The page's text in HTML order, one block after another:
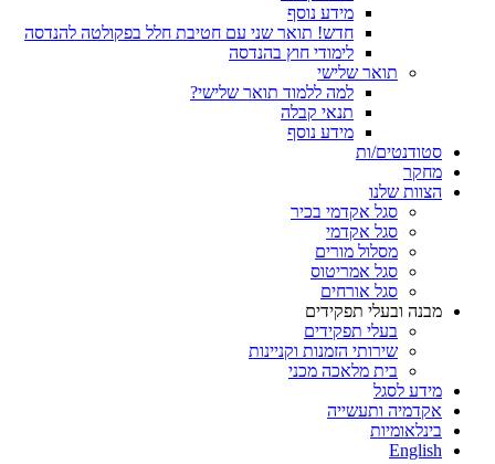
מידע נוסף
חדש! תואר שני עם חטיבת חלל בפקולטה להנדסה
לימודי חוץ בהנדסה
תואר שלישי
למה ללמוד תואר שלישי?
תנאי קבלה
מידע נוסף
סטודנטים/ות
מחקר
הצוות שלנו
סגל אקדמי בכיר
סגל אקדמי
מסלול מורים
סגל אמריטוס
סגל אורחים
מבנה ובעלי תפקידים
בעלי תפקידים
שירותי הזמנות וקניינות
בית מלאכה מכני
מידע לסגל
אקדמיה ותעשייה
בינלאומיות
English